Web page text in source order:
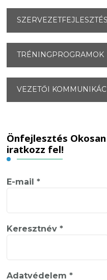
SZERVEZETFEJLESZTÉS
TRÉNINGPROGRAMOK
VEZETŐI
Önfejlesztés
iratkozz fel!
E-mail*
Keresztnév*
Adatvédelem*